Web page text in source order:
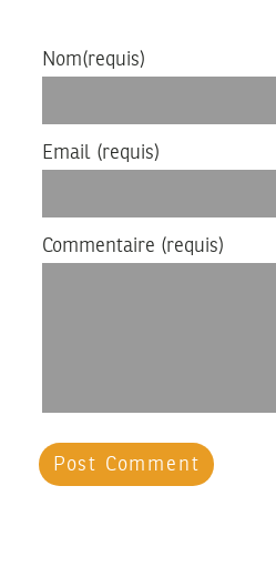
Nom(requis)
Email (requis)
Commentaire (requis)